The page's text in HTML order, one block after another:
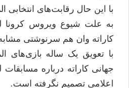
با این حال رقابت‌های انتخابی
به علت شیوع ویروس کرونا
کاراته وان هم سرنوشتی مشابه
با تعویق یک ساله بازی‌های
جهانی کاراته درباره
اعلامی تصمیم نگرفته است.